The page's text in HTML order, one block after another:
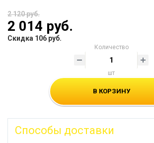
2 120 руб.
2 014 руб.
Скидка 106 руб.
Количество
шт
В КОРЗИНУ
Способы доставки